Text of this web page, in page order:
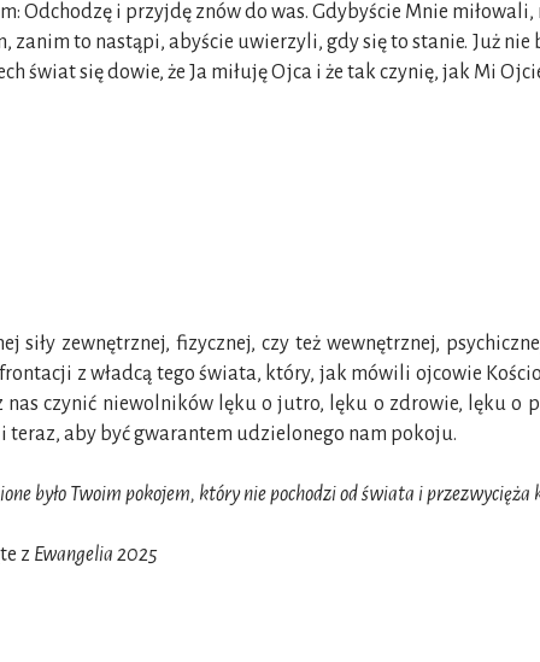
Odchodzę i przyjdę znów do was. Gdybyście Mnie
zanim to nastąpi, abyście uwierzyli, gdy się to stanie. Już
świat się dowie, że Ja miłuję Ojca i że tak czynię, jak Mi
siły zewnętrznej, fizycznej, czy też wewnętrznej,
z władcą tego świata, który, jak mówili ojcowie
czynić niewolników lęku o jutro, lęku o zdrowie, lęku o
teraz, aby być gwarantem udzielonego nam pokoju.
było Twoim pokojem, który nie pochodzi od świata i przezwycięża
z Ewangelia 2025